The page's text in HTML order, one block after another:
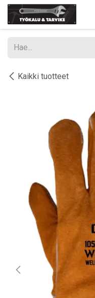
Siirry sisältöön
Kaikki tuotteet